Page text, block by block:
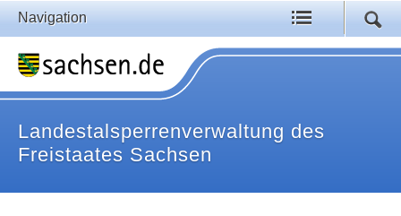
Navigation
Landestalsperrenverwaltung des
Freistaates Sachsen